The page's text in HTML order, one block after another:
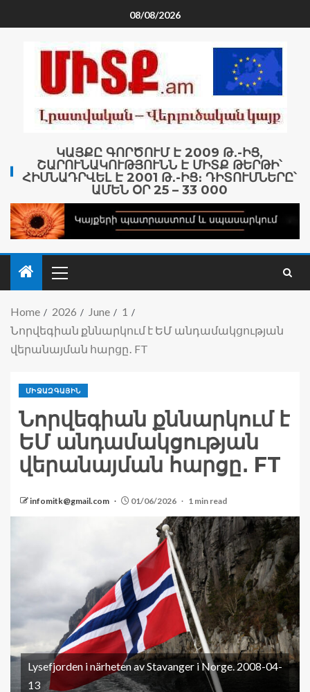
08/08/2026
ԿԱՅՔԸ ԳՈՐԾՈՒՄ Է 2009 Թ․-ԻՑ,
ՇԱՐՈՒՆԱԿՈՒԹՅՈՒՆՆ Է ՄԻՏՔ ԹԵՐԹԻ՝
ՀԻՄՆԱԴՐՎԵԼ Է 2001 Թ․-ԻՑ։ ԴԻՏՈՒՄՆԵՐԸ՝
ԱՄԵՆ ՕՐ 25 – 33 000
Home 2026 June
1
Նորվեգիան քննարկում է ԵՄ անդամակցության
վերանայման հարցը․ FT
ՄԻՋԱԶԳԱՅԻՆ
Նորվեգիան քննարկում է
ԵՄ անդամակցության
վերանայման հարցը․ FT
infomitk@gmail.com 01/06/2026 1 min read
Lysefjorden i närheten av Stavanger i Norge. 2008-04-
13